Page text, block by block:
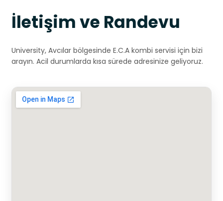
İletişim ve Randevu
University, Avcılar bölgesinde E.C.A kombi servisi için bizi
arayın. Acil durumlarda kısa sürede adresinize geliyoruz.